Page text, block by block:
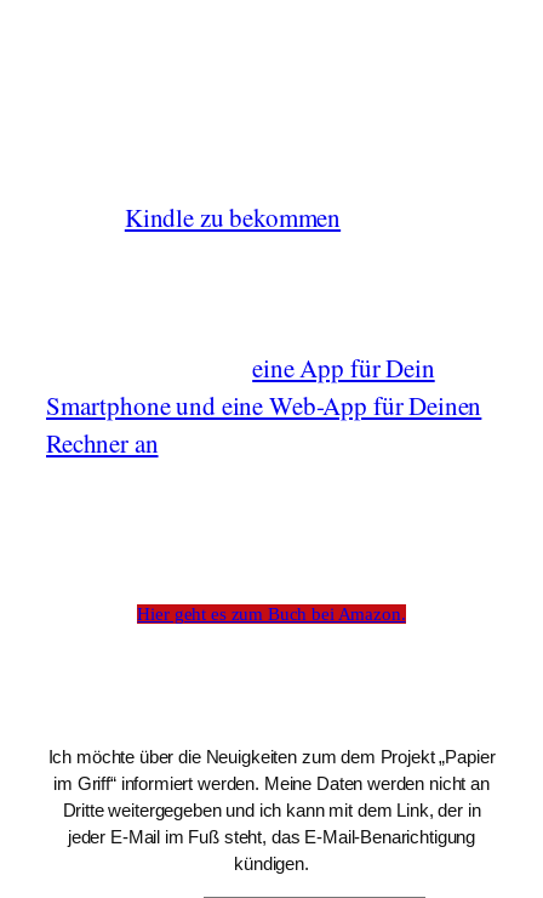
Kindle zu bekommen
bietet Amazon aucheine App für Dein
Smartphone und eine Web-App für Deinen
Rechner an
Hier geht es zum Buch bei Amazon.
Ich möchte über die Neuigkeiten zum dem Projekt „Papier
im Griff“ informiert werden. Meine Daten werden nicht an
Dritte weitergegeben und ich kann mit dem Link, der in
jeder E-Mail im Fuß steht, das E-Mail-Benarichtigung
kündigen.